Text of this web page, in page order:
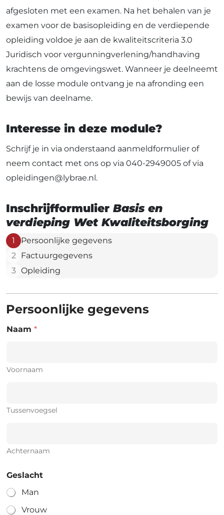
afgesloten met een examen. Na het behalen van je
examen voor de basisopleiding en de verdiepende
opleiding voldoe je aan de kwaliteitscriteria 3.0
Juridisch voor vergunningverlening/handhaving
krachtens de omgevingswet. Wanneer je deelneemt
aan de losse module ontvang je na afronding een
bewijs van deelname.
Interesse in deze module?
Schrijf je in via onderstaand aanmeldformulier of
neem contact met ons op via 040-2949005 of via
opleidingen@lybrae.nl.
Inschrijfformulier Basis en
verdieping Wet Kwaliteitsborging
1
Persoonlijke gegevens
2
Factuurgegevens
3 Opleiding
Persoonlijke gegevens
Naam *
Voornaam
Tussenvoegsel
Achternaam
Geslacht
Man
Vrouw